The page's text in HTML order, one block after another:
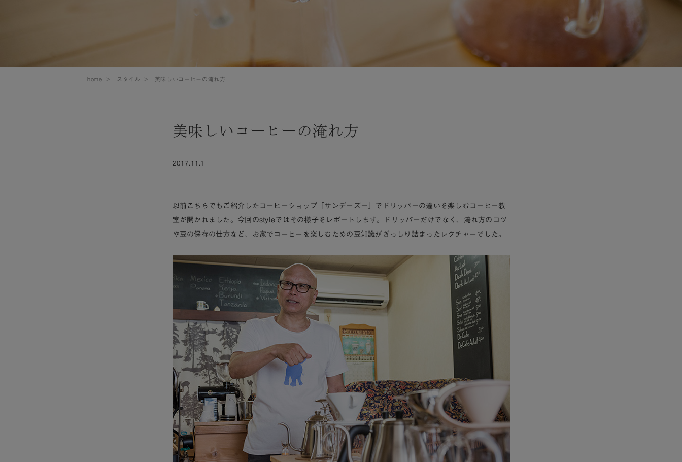
home > スタイル > 美味しいコーヒーの淹れ方
美味しいコーヒーの淹れ方
2017.11.1
以前こちらでもご紹介したコーヒーショップ「サンデーズー」でドリッパーの違いを楽しむコーヒー教
室が開かれました。今回のstyleではその様子をレポートします。ドリッパーだけでなく、淹れ方のコツ
や豆の保存の仕方など、お家でコーヒーを楽しむための豆知識がぎっしり詰まったレクチャーでした。